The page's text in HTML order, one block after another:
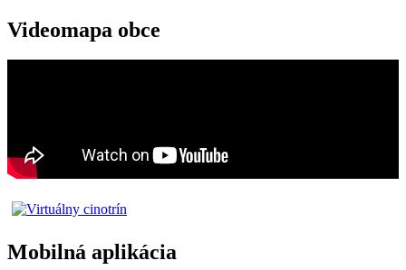
Videomapa obce
Mobilná aplikácia